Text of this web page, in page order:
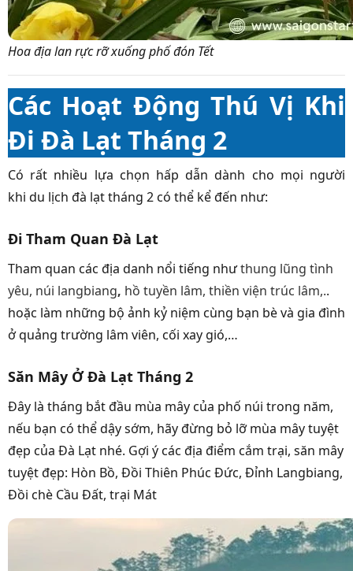
Hoa địa lan rực rỡ xuống phố đón Tết
Các Hoạt Động Thú Vị Khi
Đi Đà Lạt Tháng 2
Có rất nhiều lựa chọn hấp dẫn dành cho mọi người
khi du lịch đà lạt tháng 2 có thể kể đến như:
Đi Tham Quan Đà Lạt
Tham quan các địa danh nổi tiếng nhưthung lũng tình
yêu, núi langbiang, hồ tuyền lâm, thiền viện trúc lâm,..
hoặc làm những bộ ảnh kỷ niệm cùng bạn bè và gia đình
ở quảng trường lâm viên, cối xay gió,…
Săn Mây Ở Đà Lạt Tháng 2
Đây là tháng bắt đầu mùa mây của phố núi trong năm,
nếu bạn có thể dậy sớm, hãy đừng bỏ lỡ mùa mây tuyệt
đẹp của Đà Lạt nhé. Gợi ý các địa điểm cắm trại, săn mây
tuyệt đẹp: Hòn Bồ, Đồi Thiên Phúc Đức, Đỉnh Langbiang,
Đồi chè Cầu Đất, trại Mát